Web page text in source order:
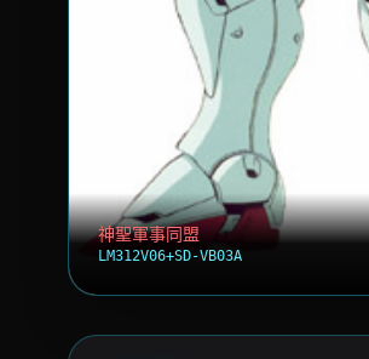
神聖軍事同盟
LM312V06+SD-VB03A